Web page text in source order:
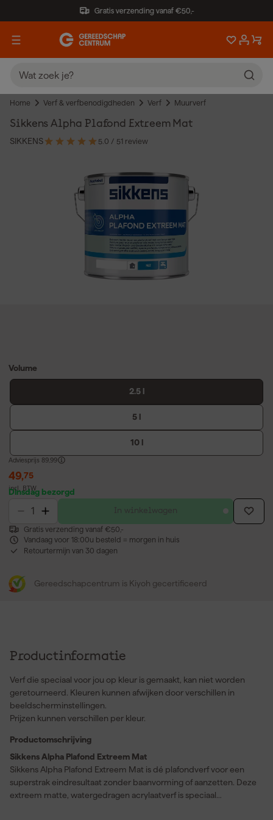
Gratis verzending vanaf €50,-
Home Verf & verfbenodigdheden Verf Muurverf
Sikkens Alpha Plafond Extreem Mat
SIKKENS 5.0 / 51 review
Volume
2.5 l
5 l
10 l
Adviesprijs 89,99
49,75
incl. BTW
Dinsdag bezorgd
In winkelwagen
Gratis verzending vanaf €50,-
Vandaag voor 18:00u besteld = morgen in huis
Retourtermijn van 30 dagen
Gereedschapcentrum is Kiyoh gecertificeerd
Productinformatie
Verf die speciaal voor jou op kleur is gemaakt, kan niet worden
geretourneerd. Kleuren kunnen afwijken door verschillen in
beeldscherminstellingen.
Prijzen kunnen verschillen per kleur.
Productomschrijving
Sikkens Alpha Plafond Extreem Mat
Sikkens Alpha Plafond Extreem Mat is dé plafondverf voor een
superstrak eindresultaat zonder baanvorming of aanzetten. Deze
extreem matte, watergedragen acrylaatverf is speciaal